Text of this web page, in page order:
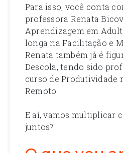
Para isso, você conta
professora Renata
Aprendizagem em
longa na Facilitação e
Renata também já é
Descola, tendo sido
curso de Produtividade
Remoto.
E aí, vamos multiplicar
juntos?